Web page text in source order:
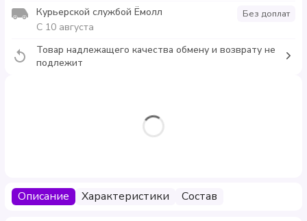
Курьерской службой Ёмолл
С 10 августа
Без доплат
Товар надлежащего качества обмену и возврату не
подлежит
Описание Характеристики Состав